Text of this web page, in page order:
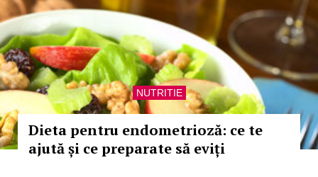
NUTRITIE
Dieta pentru endometrioză: ce te
ajută și ce preparate să eviți